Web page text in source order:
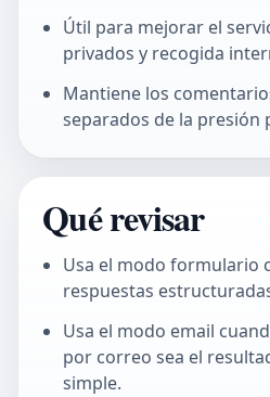
Útil para mejorar el
privados y recogida
Mantiene los
separados de la presión
Qué revisar
Usa el modo formulario
respuestas
Usa el modo email
por correo sea el
simple.